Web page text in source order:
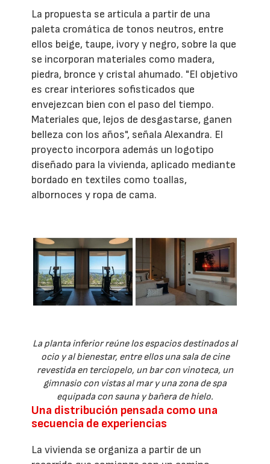
La propuesta se articula a partir de una
paleta cromática de tonos neutros, entre
ellos beige, taupe, ivory y negro, sobre la que
se incorporan materiales como madera,
piedra, bronce y cristal ahumado. "El objetivo
es crear interiores sofisticados que
envejezcan bien con el paso del tiempo.
Materiales que, lejos de desgastarse, ganen
belleza con los años", señala Alexandra. El
proyecto incorpora además un logotipo
diseñado para la vivienda, aplicado mediante
bordado en textiles como toallas,
albornoces y ropa de cama.
La planta inferior reúne los espacios destinados al
ocio y al bienestar, entre ellos una sala de cine
revestida en terciopelo, un bar con vinoteca, un
gimnasio con vistas al mar y una zona de spa
equipada con sauna y bañera de hielo.
Una distribución pensada como una
secuencia de experiencias
La vivienda se organiza a partir de un